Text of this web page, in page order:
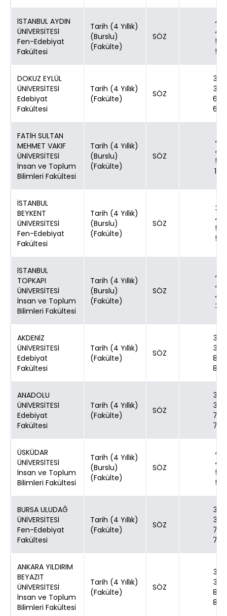
İSTANBUL AYDIN
ÜNİVERSİTESİ
Fen-Edebiyat
Fakültesi
Tarih (4 Yıllık)
(Burslu)
(Fakülte)
SÖZ
4
4
5
5
DOKUZ EYLÜL
ÜNİVERSİTESİ
Edebiyat
Fakültesi
Tarih (4 Yıllık)
(Fakülte)
SÖZ
30
30
60
60
FATİH SULTAN
MEHMET VAKIF
ÜNİVERSİTESİ
İnsan ve Toplum
Bilimleri Fakültesi
Tarih (4 Yıllık)
(Burslu)
(Fakülte)
SÖZ
4
4
5
12
İSTANBUL
BEYKENT
ÜNİVERSİTESİ
Fen-Edebiyat
Fakültesi
Tarih (4 Yıllık)
(Burslu)
(Fakülte)
SÖZ
3
4
5
5
İSTANBUL
TOPKAPI
ÜNİVERSİTESİ
İnsan ve Toplum
Bilimleri Fakültesi
Tarih (4 Yıllık)
(Burslu)
(Fakülte)
SÖZ
4
4
4
3
AKDENİZ
ÜNİVERSİTESİ
Edebiyat
Fakültesi
Tarih (4 Yıllık)
(Fakülte)
SÖZ
30
30
80
80
ANADOLU
ÜNİVERSİTESİ
Edebiyat
Fakültesi
Tarih (4 Yıllık)
(Fakülte)
SÖZ
30
30
70
70
ÜSKÜDAR
ÜNİVERSİTESİ
İnsan ve Toplum
Bilimleri Fakültesi
Tarih (4 Yıllık)
(Burslu)
(Fakülte)
SÖZ
4
4
5
5
BURSA ULUDAĞ
ÜNİVERSİTESİ
Fen-Edebiyat
Fakültesi
Tarih (4 Yıllık)
(Fakülte)
SÖZ
30
30
70
70
ANKARA YILDIRIM
BEYAZIT
ÜNİVERSİTESİ
İnsan ve Toplum
Bilimleri Fakültesi
Tarih (4 Yıllık)
(Fakülte)
SÖZ
30
30
80
80